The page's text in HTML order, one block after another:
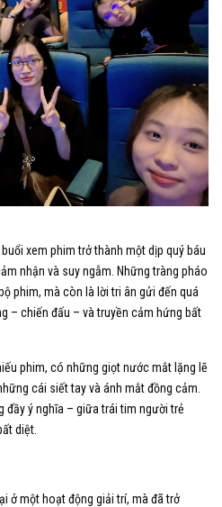
xem phim trở thành một dịp quý báu
nhận và suy ngẫm. Những tràng pháo
phim, mà còn là lời tri ân gửi đến quá
– chiến đấu – và truyền cảm hứng bất
phim, có những giọt nước mắt lặng lẽ
cái siết tay và ánh mắt đồng cảm.
đầy ý nghĩa – giữa trái tim người trẻ
diệt.
ở một hoạt động giải trí, mà đã trở